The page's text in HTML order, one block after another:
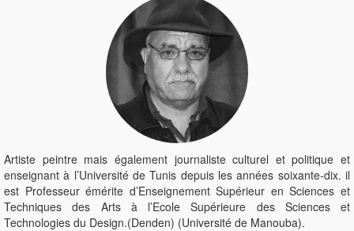
Artiste peintre mais également journaliste culturel et politique et
enseignant à l’Université de Tunis depuis les années soixante-dix. il
est Professeur émérite d’Enseignement Supérieur en Sciences et
Techniques des Arts à l’Ecole Supérieure des Sciences et
Technologies du Design.(Denden) (Université de Manouba).